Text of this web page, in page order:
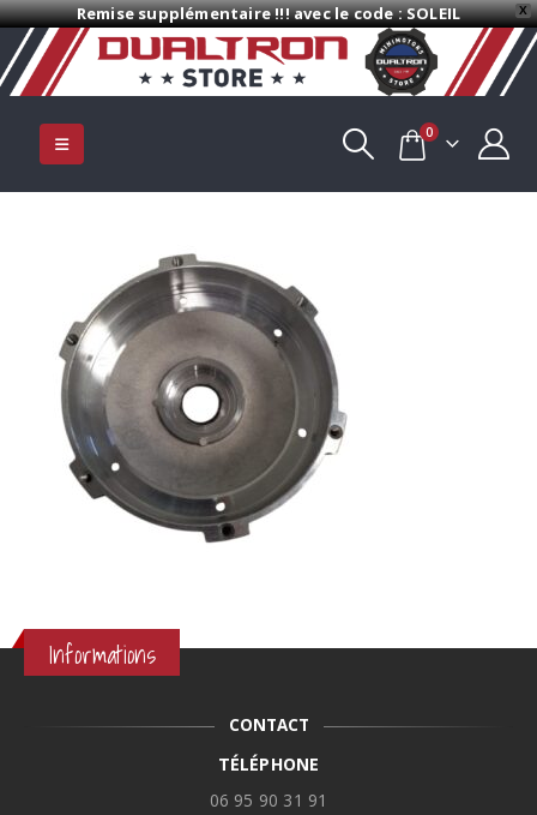
X
Remise supplémentaire !!! avec le code : SOLEIL
0
Informations
CONTACT
TÉLÉPHONE
06 95 90 31 91